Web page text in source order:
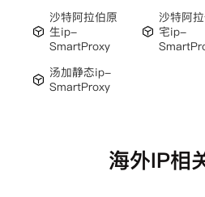
沙特阿拉伯原
生ip-
SmartProxy
沙特阿
宅ip-
汤加静态ip-
SmartProxy
海外IP相